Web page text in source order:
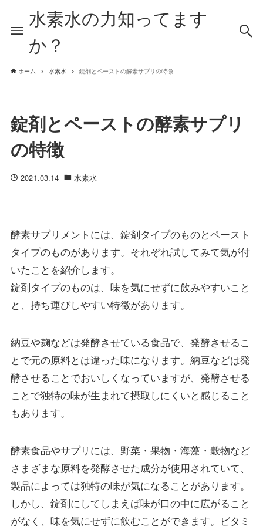
水素水の力知ってます
か？
ホーム 水素水 錠剤とペーストの酵素サプリの特徴
錠剤とペーストの酵素サプリ
の特徴
2021.03.14 水素水
酵素サプリメントには、錠剤タイプのものとペースト
タイプのものがあります。それぞれ試してみて気が付
いたことを紹介します。
錠剤タイプのものは、味を気にせずに飲みやすいこと
と、持ち運びしやすい特徴があります。
納豆や麹などは発酵させている食品で、発酵させるこ
とで元の原料とは違った味になります。納豆などは発
酵させることでおいしくなっていますが、発酵させる
ことで独特の味が生まれて摂取しにくいと感じること
もあります。
酵素食品やサプリには、野菜・果物・海藻・穀物など
さまざまな原料を発酵させた成分が使用されていて、
製品によっては独特の味が気になることがあります。
しかし、錠剤にしてしまえば味が口の中に広がること
がなく、味を気にせずに飲むことができます。ビタミ